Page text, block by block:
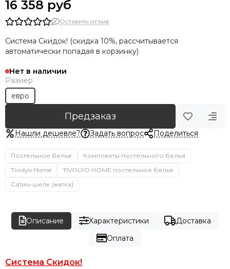
16 358 руб
Оставить отзыв
Система Скидок! (скидка 10%, рассчитывается
автоматически попадая в корзинку)
Нет в наличии
Размер
евро
Предзаказ
Нашли дешевле? Задать вопрос Поделиться
Постельное белье
Комплекты постельного белья
Tivolyo Home
TIVOLYO HOME постельное белье
Сатин-шелк (жатка)
Описание Характеристики
Доставка
Оплата
Система Скидок!